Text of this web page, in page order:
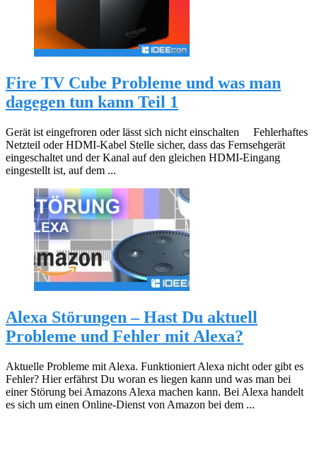
Fire TV Cube Probleme und was man
dagegen tun kann Teil 1
Gerät ist eingefroren oder lässt sich nicht einschalten Fehlerhaftes
Netzteil oder HDMI-Kabel Stelle sicher, dass das Fernsehgerät
eingeschaltet und der Kanal auf den gleichen HDMI-Eingang
eingestellt ist, auf dem ...
Alexa Störungen – Hast Du aktuell
Probleme und Fehler mit Alexa?
Aktuelle Probleme mit Alexa. Funktioniert Alexa nicht oder gibt es
Fehler? Hier erfährst Du woran es liegen kann und was man bei
einer Störung bei Amazons Alexa machen kann. Bei Alexa handelt
es sich um einen Online-Dienst von Amazon bei dem ...